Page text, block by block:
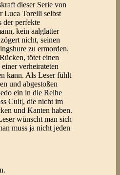
dieser Serie von
Luca Torelli selbst
der perfekte
kein aalglatter
nicht, seinen
zu ermorden.
tötet einen
verheirateten
kann. Als Leser fühlt
und abgestoßen
ein in die Reihe
Cult|, die nicht im
und Kanten haben.
wünscht man sich
muss ja nicht jeden